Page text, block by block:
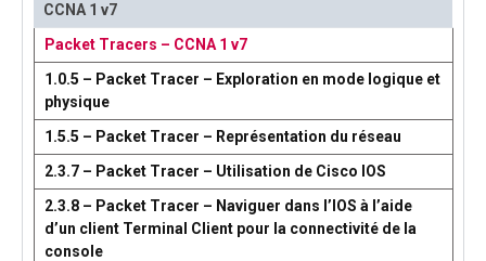
CCNA 1 v7
Packet Tracers – CCNA 1 v7
1.0.5 – Packet Tracer – Exploration en mode logique et
physique
1.5.5 – Packet Tracer – Représentation du réseau
2.3.7 – Packet Tracer – Utilisation de Cisco IOS
2.3.8 – Packet Tracer – Naviguer dans l’IOS à l’aide
d’un client Terminal Client pour la connectivité de la
console